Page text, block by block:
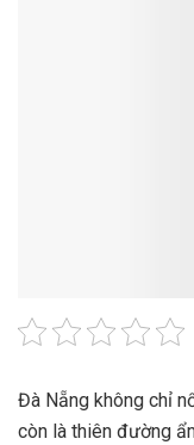
Đà Nẵng không chỉ
còn là thiên đường